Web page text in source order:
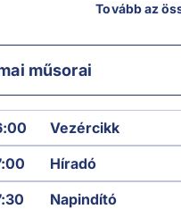
Tovább az
műsorai
Vezércikk
Híradó
Napindító